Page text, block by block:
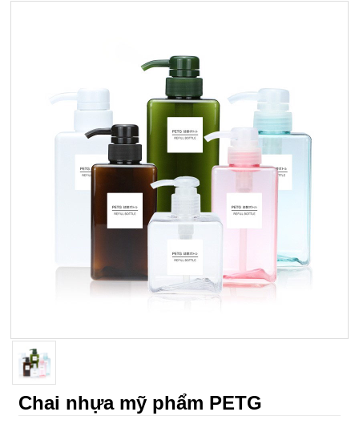
Chai nhựa mỹ phẩm PETG